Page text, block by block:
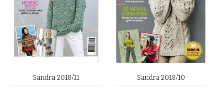
Sandra 2018/11 Sandra 2018/10